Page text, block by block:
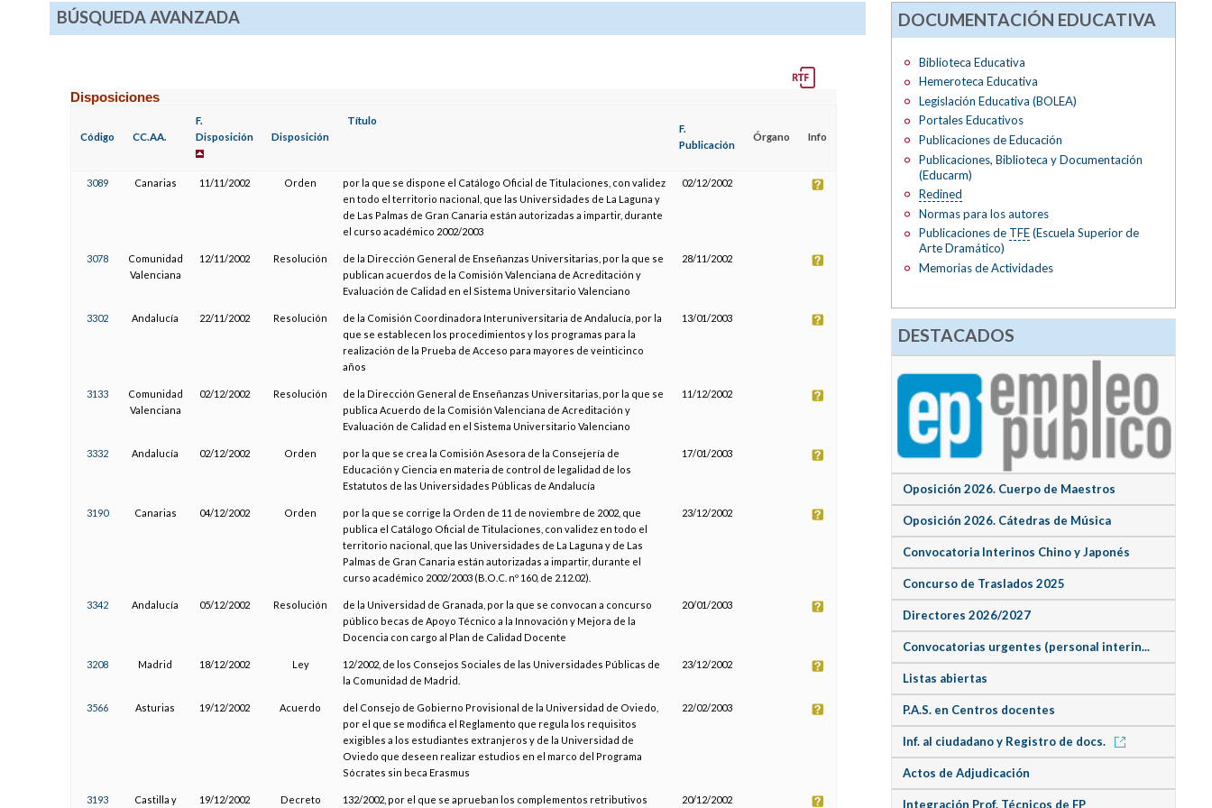
BÚSQUEDA AVANZADA
Disposiciones
Código CC.AA.
F.
Disposición
Disposición
Título
F.
Publicación
Órgano Info
3089 Canarias 11/11/2002 Orden
por la que se dispone el Catálogo Oficial de Titulaciones, con validez
en todo el territorio nacional, que las Universidades de La Laguna y
de Las Palmas de Gran Canaria están autorizadas a impartir, durante
el curso académico 2002/2003
02/12/2002
3078
Comunidad
Valenciana
12/11/2002 Resolución
de la Dirección General de Enseñanzas Universitarias, por la que se
publican acuerdos de la Comisión Valenciana de Acreditación y
Evaluación de Calidad en el Sistema Universitario Valenciano
28/11/2002
3302 Andalucía 22/11/2002 Resolución
de la Comisión Coordinadora Interuniversitaria de Andalucía, por la
que se establecen los procedimientos y los programas para la
realización de la Prueba de Acceso para mayores de veinticinco
años
13/01/2003
3133
Comunidad
Valenciana
02/12/2002 Resolución
de la Dirección General de Enseñanzas Universitarias, por la que se
publica Acuerdo de la Comisión Valenciana de Acreditación y
Evaluación de Calidad en el Sistema Universitario Valenciano
11/12/2002
3332 Andalucía 02/12/2002 Orden
por la que se crea la Comisión Asesora de la Consejería de
Educación y Ciencia en materia de control de legalidad de los
Estatutos de las Universidades Públicas de Andalucía
17/01/2003
3190 Canarias 04/12/2002 Orden
por la que se corrige la Orden de 11 de noviembre de 2002, que
publica el Catálogo Oficial de Titulaciones, con validez en todo el
territorio nacional, que las Universidades de La Laguna y de Las
Palmas de Gran Canaria están autorizadas a impartir, durante el
curso académico 2002/2003 (B.O.C. nº 160, de 2.12.02).
23/12/2002
3342 Andalucía 05/12/2002 Resolución
de la Universidad de Granada, por la que se convocan a concurso
público becas de Apoyo Técnico a la Innovación y Mejora de la
Docencia con cargo al Plan de Calidad Docente
20/01/2003
3208 Madrid 18/12/2002 Ley
12/2002, de los Consejos Sociales de las Universidades Públicas de
la Comunidad de Madrid.
23/12/2002
3566 Asturias 19/12/2002 Acuerdo
del Consejo de Gobierno Provisional de la Universidad de Oviedo,
por el que se modifica el Reglamento que regula los requisitos
exigibles a los estudiantes extranjeros y de la Universidad de
Oviedo que deseen realizar estudios en el marco del Programa
Sócrates sin beca Erasmus
22/02/2003
3193 Castilla y 19/12/2002 Decreto 132/2002, por el que se aprueban los complementos retributivos 20/12/2002
DOCUMENTACIÓN EDUCATIVA
Biblioteca Educativa
Hemeroteca Educativa
Legislación Educativa (BOLEA)
Portales Educativos
Publicaciones de Educación
Publicaciones, Biblioteca y Documentación
(Educarm)
Redined
Normas para los autores
Publicaciones de TFE(Escuela Superior de
Arte Dramático)
Memorias de Actividades
DESTACADOS
Oposición 2026. Cuerpo de Maestros
Oposición 2026. Cátedras de Música
Convocatoria Interinos Chino y Japonés
Concurso de Traslados 2025
Directores 2026/2027
Convocatorias urgentes (personal interin...
Listas abiertas
P.A.S. en Centros docentes
Inf. al ciudadano y Registro de docs.
Actos de Adjudicación
Integración Prof. Técnicos de FP